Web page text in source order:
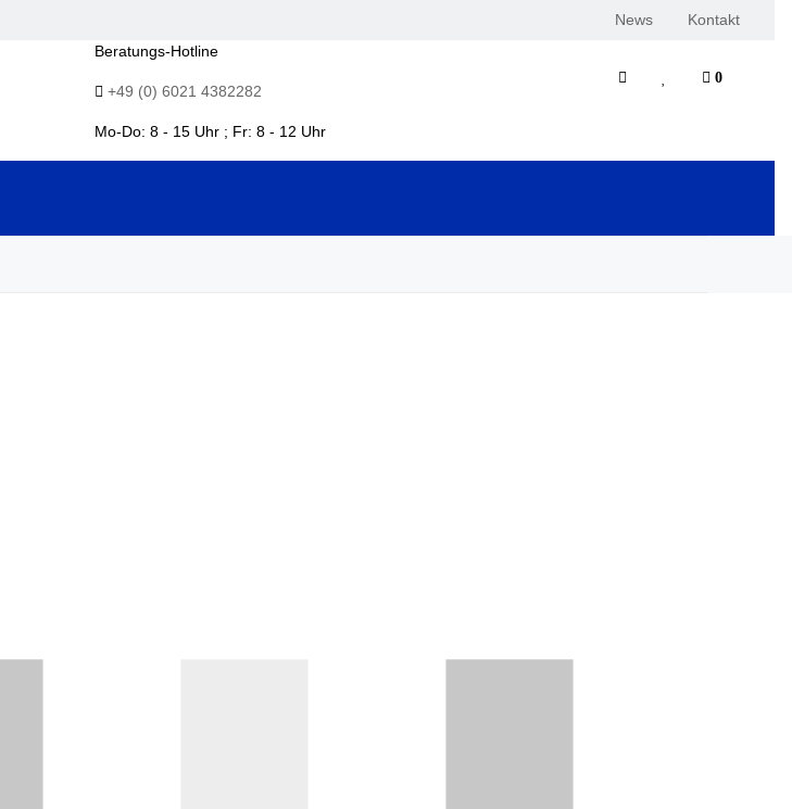
News
Kontakt
Beratungs-Hotline
+49 (0) 6021 4382282
Mo-Do: 8 - 15 Uhr ; Fr: 8 - 12 Uhr
0